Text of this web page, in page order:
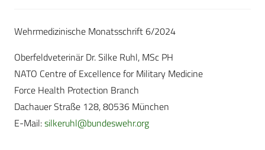
Wehrmedizinische Monatsschrift 6/2024
Oberfeldveterinär Dr. Silke Ruhl, MSc PH
NATO Centre of Excellence for Military Medicine
Force Health Protection Branch
Dachauer Straße 128, 80536 München
E-Mail:silkeruhl@bundeswehr.org